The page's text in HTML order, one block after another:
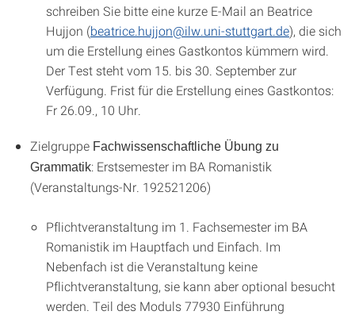
schreiben Sie bitte eine kurze E-Mail an Beatrice
Hujjon (beatrice.hujjon@ilw.uni-stuttgart.de), die sich
um die Erstellung eines Gastkontos kümmern wird.
Der Test steht vom 15. bis 30. September zur
Verfügung. Frist für die Erstellung eines Gastkontos:
Fr 26.09., 10 Uhr.
Zielgruppe Fachwissenschaftliche Übung zu
Grammatik: Erstsemester im BA Romanistik
(Veranstaltungs-Nr. 192521206)
Pflichtveranstaltung im 1. Fachsemester im BA
Romanistik im Hauptfach und Einfach. Im
Nebenfach ist die Veranstaltung keine
Pflichtveranstaltung, sie kann aber optional besucht
werden. Teil des Moduls 77930 Einführung